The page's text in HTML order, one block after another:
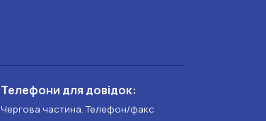
Телефони для довідок:
Чергова частина. Телефон/факс